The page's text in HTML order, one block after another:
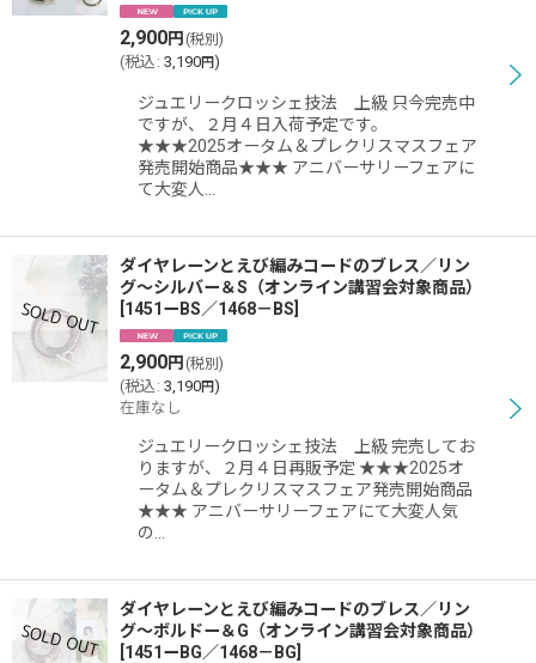
2,900円 (税別)
(税込 : 3,190円)
ジュエリークロッシェ技法 上級 只今完売中
ですが、２月４日入荷予定です。
★★★2025オータム＆プレクリスマスフェア
発売開始商品★★★ アニバーサリーフェアに
て大変人…
ダイヤレーンとえび編みコードのブレス／リン
グ〜シルバー＆S（オンライン講習会対象商品）
1451ーBS／1468－BS
2,900円 (税別)
(税込 : 3,190円)
在庫なし
ジュエリークロッシェ技法 上級 完売してお
りますが、２月４日再販予定 ★★★2025オ
ータム＆プレクリスマスフェア発売開始商品
★★★ アニバーサリーフェアにて大変人気
の…
ダイヤレーンとえび編みコードのブレス／リン
グ〜ボルドー＆G（オンライン講習会対象商品）
1451ーBG／1468－BG